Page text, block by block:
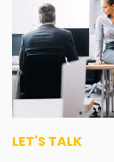
LET'S TALK